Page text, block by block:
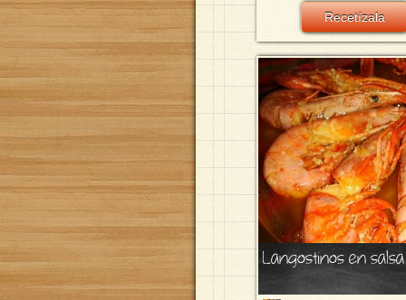
Recetízala
Langostinos en salsa